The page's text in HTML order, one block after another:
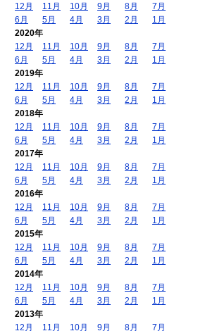
12月
11月 10月 9月 8月
7月
6月
5月 4月 3月 2月
1月
2020年
12月
11月 10月 9月 8月
7月
6月
5月 4月 3月 2月
1月
2019年
12月
11月 10月 9月 8月
7月
6月
5月 4月 3月 2月
1月
2018年
12月
11月 10月 9月 8月
7月
6月
5月 4月 3月 2月
1月
2017年
12月
11月 10月 9月 8月
7月
6月
5月 4月 3月 2月
1月
2016年
12月
11月 10月 9月 8月
7月
6月
5月 4月 3月 2月
1月
2015年
12月
11月 10月 9月 8月
7月
6月
5月 4月 3月 2月
1月
2014年
12月
11月 10月 9月 8月
7月
6月
5月 4月 3月 2月
1月
2013年
12月
11月 10月 9月 8月 7月